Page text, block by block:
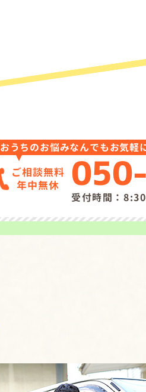
おうちのお悩みなんでもお気軽
ご相談無料
年中無休
受付時間：